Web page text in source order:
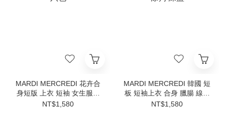
MARDI MERCREDI 花卉合
身短版 上衣 短袖 女生服飾
六色
NT$1,580
MARDI MERCREDI 韓國 短
板 短袖上衣 合身 臘腸 線條
狗 深藍
NT$1,580